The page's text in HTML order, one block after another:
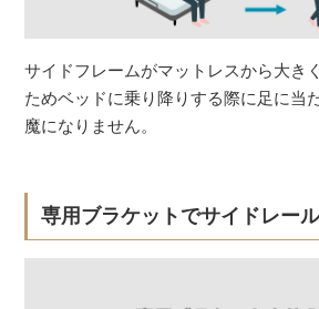
サイドフレームがマットレスから大き
ためベッドに乗り降りする際に足に当
魔になりません。
専用ブラケットでサイドレー